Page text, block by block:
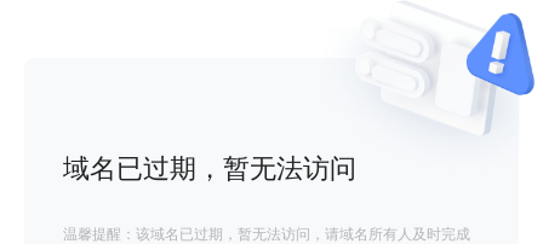
域名已过期，暂无法访问
温馨提醒：该域名已过期，暂无法访问，请域名所有人及时完成